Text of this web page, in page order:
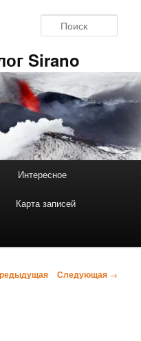
Sirano
Интересное
Карта записей
по записям
Следующая →